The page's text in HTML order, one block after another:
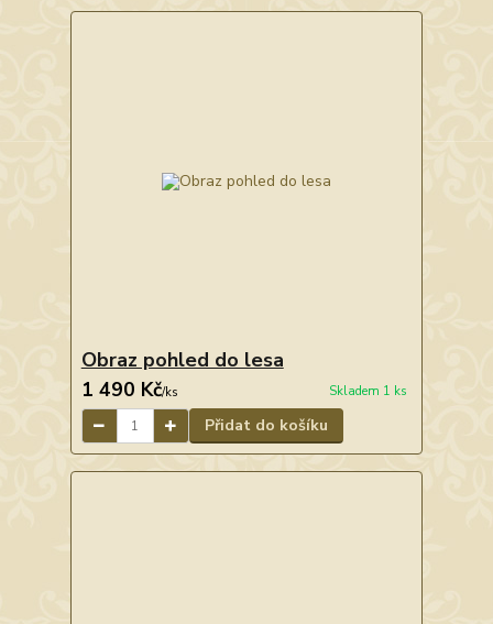
Obraz pohled do lesa
1 490 Kč/ks Skladem 1 ks
Přidat do košíku